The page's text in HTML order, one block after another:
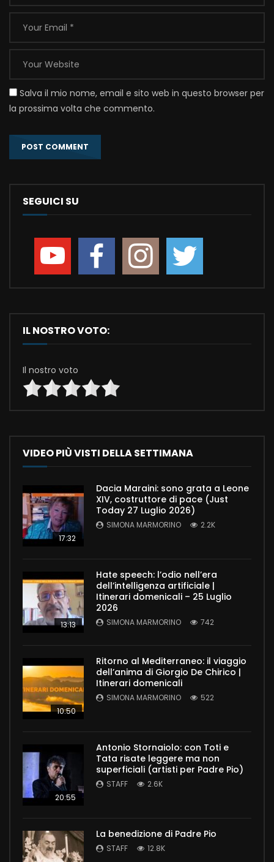
Salva il mio nome, email e sito web in questo browser per
la prossima volta che commento.
SEGUICI SU
IL NOSTRO VOTO:
Il nostro voto
VIDEO PIÙ VISTI DELLA SETTIMANA
17:32
Dacia Maraini: sono grata a Leone
XIV, costruttore di pace (Just
Today 27 Luglio 2026)
SIMONA MARMORINO 2.2K
13:13
Hate speech: l’odio nell’era
dell’intelligenza artificiale |
Itinerari domenicali – 25 Luglio
2026
SIMONA MARMORINO 742
10:50
Ritorno al Mediterraneo: il viaggio
dell’anima di Giorgio De Chirico |
Itinerari domenicali
SIMONA MARMORINO 522
20:55
Antonio Stornaiolo: con Toti e
Tata risate leggere ma non
superficiali (artisti per Padre Pio)
STAFF 2.6K
La benedizione di Padre Pio
STAFF 12.8K